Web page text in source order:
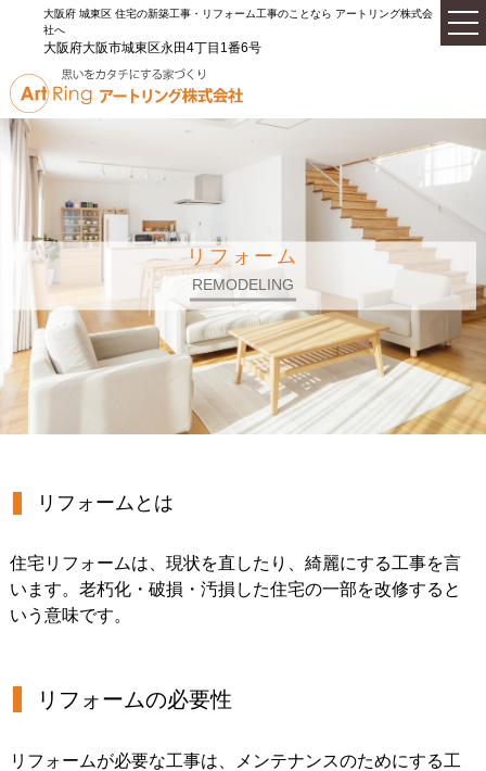
大阪府 城東区 住宅の新築工事・リフォーム工事のことなら アートリング株式会
社へ
大阪府大阪市城東区永田4丁目1番6号
リフォーム
REMODELING
リフォームとは
住宅リフォームは、現状を直したり、綺麗にする工事を言
います。老朽化・破損・汚損した住宅の一部を改修すると
いう意味です。
リフォームの必要性
リフォームが必要な工事は、メンテナンスのためにする工